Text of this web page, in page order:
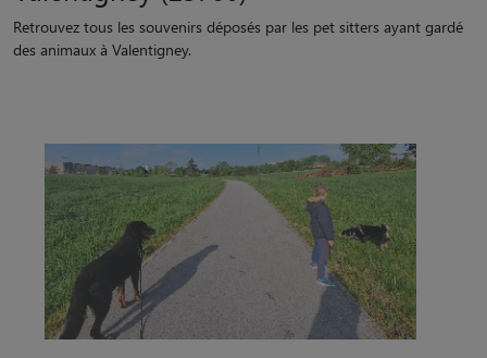
des animaux à Valentigney.